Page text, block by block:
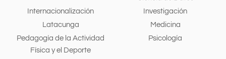
Internacionalización
Investigación
Latacunga
Medicina
Pedagogía de la Actividad
Física y el Deporte
Psicología